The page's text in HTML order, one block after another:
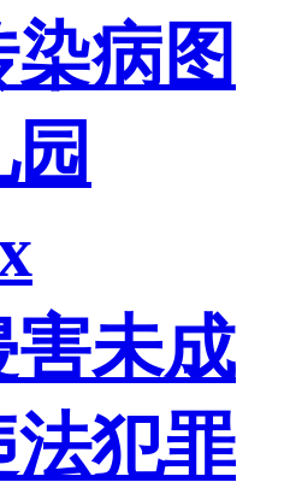
病图
未成
犯罪